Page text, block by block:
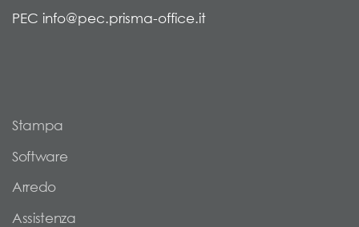
PEC info@pec.prisma-office.it
Stampa
Software
Arredo
Assistenza